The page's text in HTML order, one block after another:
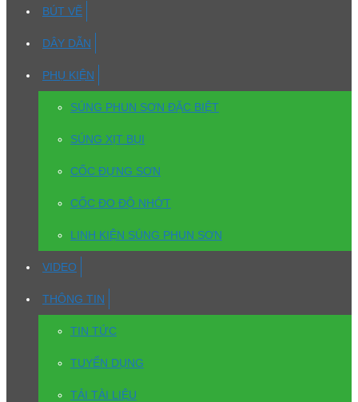
BÚT VẼ
DÂY DẪN
PHỤ KIỆN
SÚNG PHUN SƠN ĐẶC BIỆT
SÚNG XỊT BỤI
CỐC ĐỰNG SƠN
CỐC ĐO ĐỘ NHỚT
LINH KIỆN SÚNG PHUN SƠN
VIDEO
THÔNG TIN
TIN TỨC
TUYỂN DỤNG
TẢI TÀI LIỆU